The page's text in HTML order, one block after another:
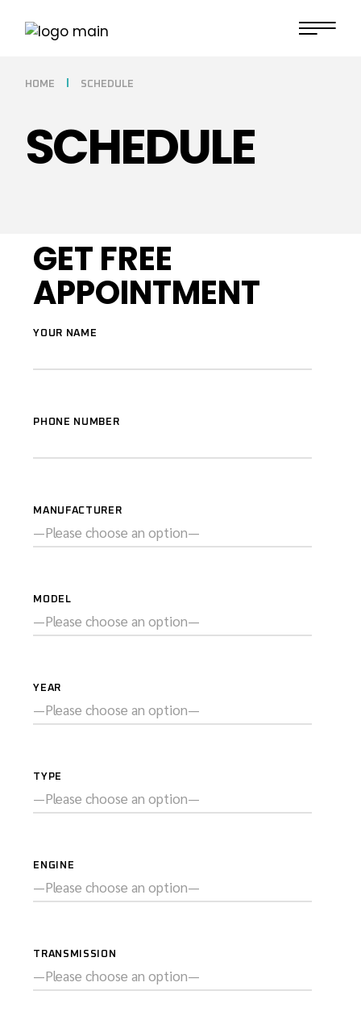
HOME SCHEDULE
SCHEDULE
GET FREE
APPOINTMENT
YOUR NAME
PHONE NUMBER
MANUFACTURER
MODEL
YEAR
TYPE
ENGINE
TRANSMISSION